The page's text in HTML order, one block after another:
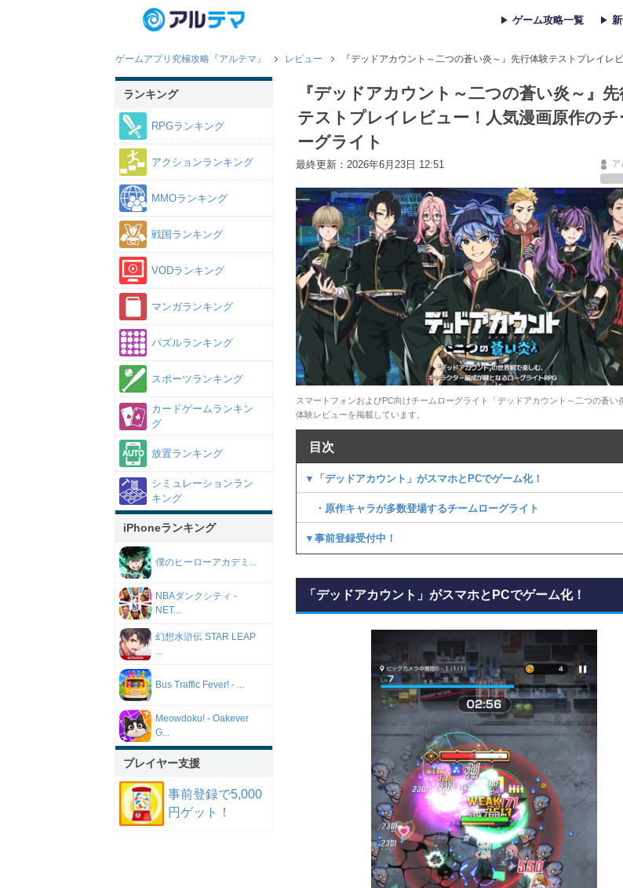
ゲーム攻略一覧
ゲームアプリ究極攻略『アルテマ』 レビュー 『デッドアカウント～二つの蒼い炎～』先行体験テストプレイレ
ランキング
RPGランキング
アクションランキング
MMOランキング
戦国ランキング
VODランキング
マンガランキング
パズルランキング
スポーツランキング
カードゲームランキン
グ
放置ランキング
シミュレーションラン
キング
iPhoneランキング
僕のヒーローアカデミ...
NBAダンクシティ -
NET...
幻想水滸伝 STAR LEAP
...
Bus Traffic Fever! - ...
Meowdoku! - Oakever
G...
プレイヤー支援
事前登録で5,000
円ゲット！
『デッドアカウント～二つの蒼い炎～』
テストプレイレビュー！人気漫画原作のチ
ーグライト
ア
最終更新：2026年6月23日 12:51
スマートフォンおよびPC向けチームローグライト「デッドアカウント～二つの蒼い
体験レビューを掲載しています。
目次
▼「デッドアカウント」がスマホとPCでゲーム化！
・原作キャラが多数登場するチームローグライト
▼事前登録受付中！
「デッドアカウント」がスマホとPCでゲーム化！